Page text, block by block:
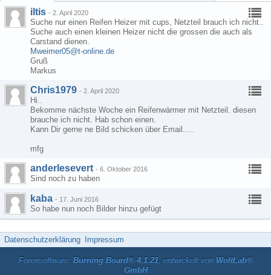
iltis - 2. April 2020
Suche nur einen Reifen Heizer mit cups, Netzteil brauch ich nicht..
Suche auch einen kleinen Heizer nicht die grossen die auch als
Carstand dienen.
Mweimer05@t-online.de
Gruß
Markus
Chris1979 - 2. April 2020
Hi..
Bekomme nächste Woche ein Reifenwärmer mit Netzteil. diesen
brauche ich nicht. Hab schon einen.
Kann Dir gerne ne Bild schicken über Email.....
mfg
anderlesevert - 6. Oktober 2016
Sind noch zu haben
kaba - 17. Juni 2016
So habe nun noch Bilder hinzu gefügt
Datenschutzerklärung Impressum
Forensoftware: Burning Board® 4.1.21, entwickelt von WoltLab®
GmbH